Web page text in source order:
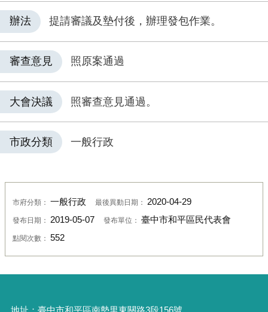
辦法 提請審議及墊付後，辦理發包作業。
審查意見 照原案通過
大會決議 照審查意見通過。
市政分類 一般行政
市府分類： 一般行政 最後異動日期： 2020-04-29
發布日期： 2019-05-07 發布單位： 臺中市和平區民代表會
點閱次數： 552